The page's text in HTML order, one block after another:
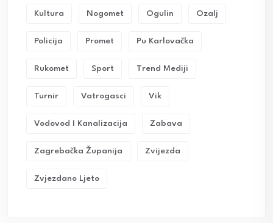
Kultura Nogomet Ogulin Ozalj
Policija Promet Pu Karlovačka
Rukomet Sport Trend Mediji
Turnir Vatrogasci Vik
Vodovod I Kanalizacija Zabava
Zagrebačka Županija Zvijezda
Zvjezdano Ljeto